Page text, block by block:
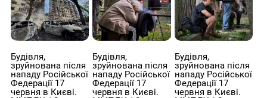
Будівля,
зруйнована після
нападу Російської
Федерації 17
червня в Києві.
Будівля,
зруйнована після
нападу Російської
Федерації 17
червня в Києві.
Будівля,
зруйнована після
нападу Російської
Федерації 17
червня в Києві.